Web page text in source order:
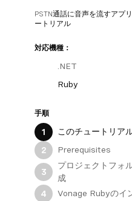
PSTN通話に音声を流すアプ
ートリアル
対応機種：
.NET
Ruby
手順
1
このチュートリア
2
Prerequisites
3
プロジェクトフォ
成
4
Vonage Rubyのイ